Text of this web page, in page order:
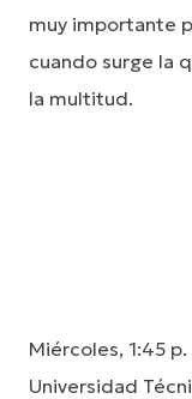
muy importante
cuando surge la
la multitud.
Miércoles, 1:45
Universidad